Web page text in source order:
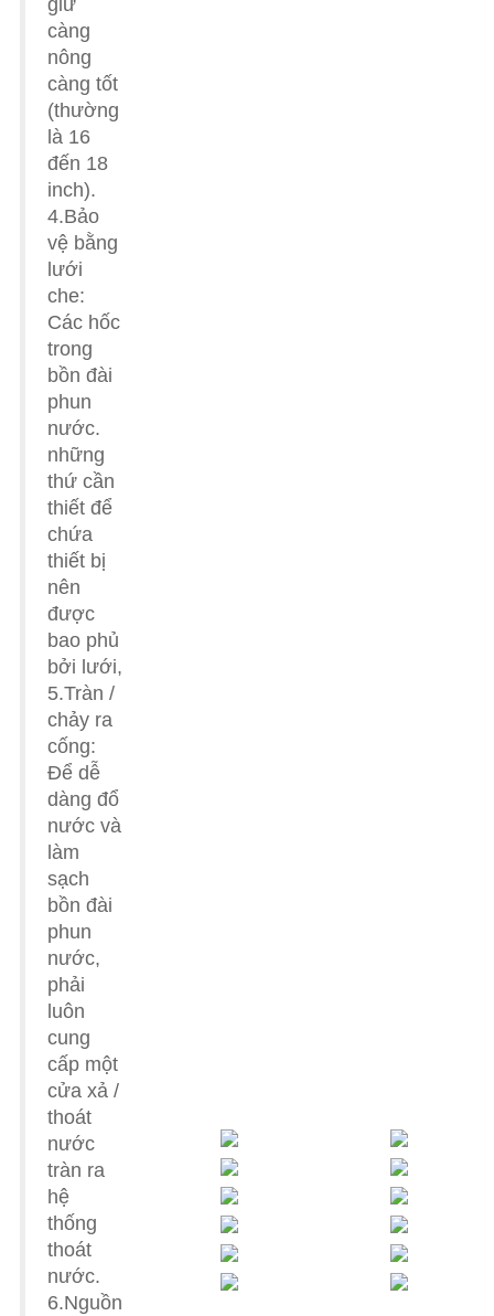
giữ
càng
nông
càng tốt
(thường
là 16
đến 18
inch).
4.Bảo
vệ bằng
lưới
che:
Các hốc
trong
bồn đài
phun
nước.
những
thứ cần
thiết để
chứa
thiết bị
nên
được
bao phủ
bởi lưới,
5.Tràn /
chảy ra
cống:
Để dễ
dàng đổ
nước và
làm
sạch
bồn đài
phun
nước,
phải
luôn
cung
cấp một
cửa xả /
thoát
nước
tràn ra
hệ
thống
thoát
nước.
6.Nguồn